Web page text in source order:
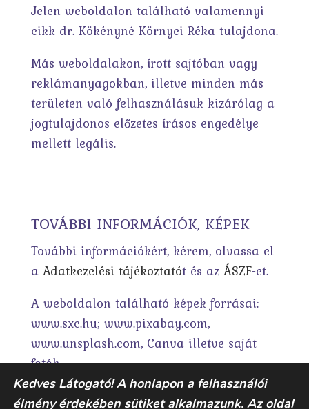
Jelen weboldalon található valamennyi
cikk dr. Kökényné Környei Réka tulajdona.
Más weboldalakon, írott sajtóban vagy
reklámanyagokban, illetve minden más
területen való felhasználásuk kizárólag a
jogtulajdonos előzetes írásos engedélye
mellett legális.
TOVÁBBI INFORMÁCIÓK, KÉPEK
További információkért, kérem, olvassa el
a Adatkezelési tájékoztatót és az ÁSZF-et.
A weboldalon található képek forrásai:
www.sxc.hu; www.pixabay.com,
www.unsplash.com, Canva illetve saját
fotók.
Kedves Látogató! A honlapon a felhasználói
élmény érdekében sütiket alkalmazunk. Az oldal